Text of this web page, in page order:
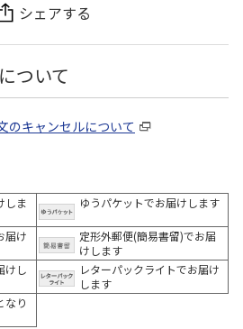
シェアする
ついて
のキャンセルについて
しま
ゆうパケットでお届けします
届け
定形外郵便(簡易書留)でお届
けします
けし
レターパックライトでお届け
します
なり